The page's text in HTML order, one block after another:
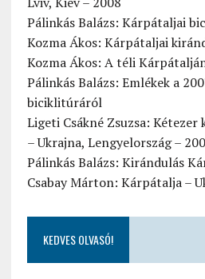
Pálinkás Balázs: Kárpátaljai
Kozma Ákos: Kárpátaljai
Kozma Ákos: A téli
Pálinkás Balázs: Emlékek a
biciklitúráról
Ligeti Csákné Zsuzsa:
– Ukrajna, Lengyelország –
Pálinkás Balázs: Kirándulás
Csabay Márton: Kárpátalja –
KEDVES OLVASÓ!